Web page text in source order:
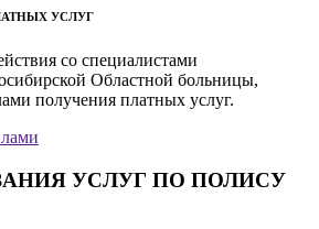
УСЛУГ
со специалистами
Областной больницы,
получения платных услуг.
УСЛУГ ПО ПОЛИСУ